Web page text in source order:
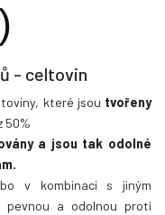
- celtovin
které jsou tvořeny
50%
a jsou tak odolné
v kombinaci s jiným
pevnou a odolnou proti